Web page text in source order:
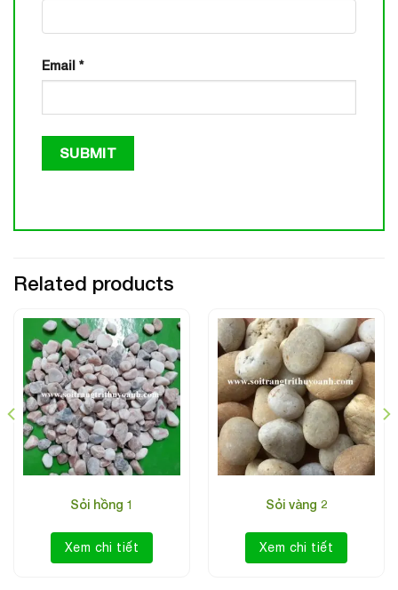
Email *
Related products
Sỏi hồng 1
Xem chi tiết
Sỏi vàng 2
Xem chi tiết